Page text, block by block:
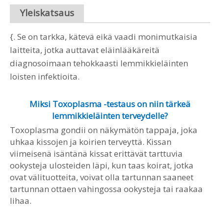
Yleiskatsaus
{. Se on tarkka, kätevä eikä vaadi monimutkaisia
laitteita, jotka auttavat eläinlääkäreitä
diagnosoimaan tehokkaasti lemmikkieläinten
loisten infektioita.
Miksi Toxoplasma -testaus on niin tärkeä
lemmikkieläinten terveydelle?
Toxoplasma gondii on näkymätön tappaja, joka
uhkaa kissojen ja koirien terveyttä. Kissan
viimeisenä isäntänä kissat erittävät tarttuvia
ookysteja ulosteiden läpi, kun taas koirat, jotka
ovat välituotteita, voivat olla tartunnan saaneet
tartunnan ottaen vahingossa ookysteja tai raakaa
lihaa.